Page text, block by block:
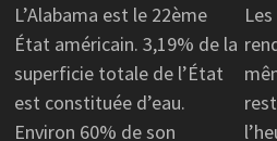
L’Alabama est le 22ème
État américain. 3,19% de la
superficie totale de l’État
est constituée d’eau.
Environ 60% de son